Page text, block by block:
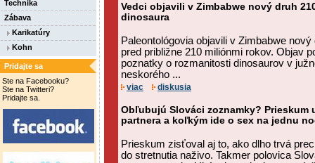
Technika
Zábava
Karikatúry
Kohn
Pridajte sa
Ste na Facebooku?
Ste na Twitteri?
Pridajte sa.
Vedci objavili v Zimbabwe nový druh
dinosaura
Paleontológovia objavili v Zimbabwe
pred približne 210 miliónmi rokov. Objav
poznatky o rozmanitosti dinosaurov v
neskorého ...
viac diskusia
Obľubujú Slováci zoznamky? Prieskum
partnera a koľkým ide o sex na jednu
Prieskum zisťoval aj to, ako dlho trvá
do stretnutia naživo. Takmer polovica